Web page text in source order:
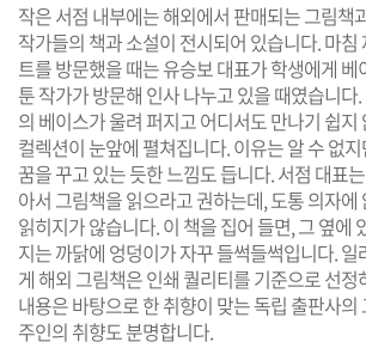
작은 서점 내부에는 해외에서 판매되는 그림책
작가들의 책과 소설이 전시되어 있습니다. 마침
트를 방문했을 때는 유승보 대표가 학생에게 베
툰 작가가 방문해 인사 나누고 있을 때였습니다.
의 베이스가 울려 퍼지고 어디서도 만나기 쉽지
컬렉션이 눈앞에 펼쳐집니다. 이유는 알 수 없
꿈을 꾸고 있는 듯한 느낌도 듭니다. 서점 대표
아서 그림책을 읽으라고 권하는데, 도통 의자에
읽히지가 않습니다. 이 책을 집어 들면, 그 옆에
지는 까닭에 엉덩이가 자꾸 들썩들썩입니다.
게 해외 그림책은 인쇄 퀄리티를 기준으로 선정
내용은 바탕으로 한 취향이 맞는 독립 출판사
주인의 취향도 분명합니다.